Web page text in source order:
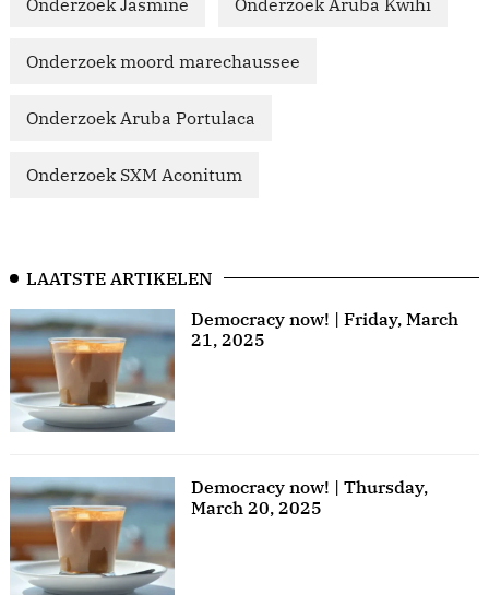
Onderzoek moord marechaussee
Onderzoek Aruba Portulaca
Onderzoek SXM Aconitum
LAATSTE ARTIKELEN
Democracy now! | Friday, March
21, 2025
Democracy now! | Thursday,
March 20, 2025